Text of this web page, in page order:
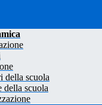
della scuola
della scuola